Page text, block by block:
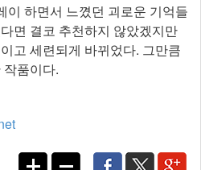
이 하면서 느꼈던 괴로운 기억들
면 결코 추천하지 않았겠지만
고 세련되게 바뀌었다. 그만큼
품이다.